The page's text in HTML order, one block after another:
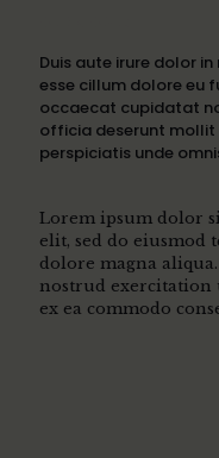
Duis aute irure dolor
esse cillum dolore eu
occaecat cupidatat
officia deserunt mollit
perspiciatis unde
Lorem ipsum dolor
elit, sed do
dolore magna
nostrud
ex ea commodo